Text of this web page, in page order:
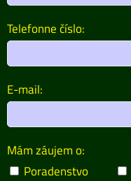
Telefonne číslo:
E-mail:
Mám záujem o:
Poradenstvo